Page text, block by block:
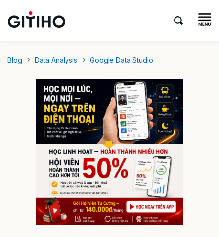
Blog Data Analysis Google Data Studio